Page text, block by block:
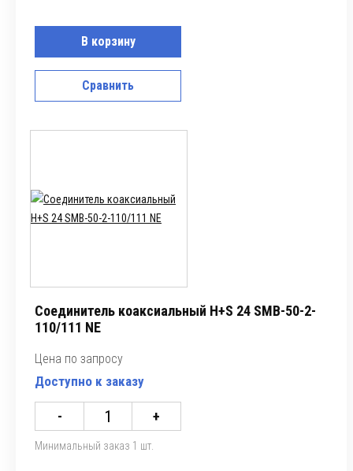
В корзину
Сравнить
Соединитель коаксиальный H+S 24 SMB-50-2-
110/111 NE
Цена по запросу
Доступно к заказу
- +
Минимальный заказ 1 шт.